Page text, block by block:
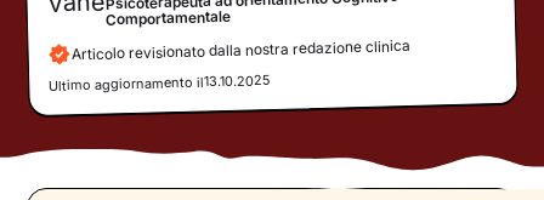
Comportamentale
Articolo revisionato dalla nostra redazione clinica
Ultimo aggiornamento il13.10.2025